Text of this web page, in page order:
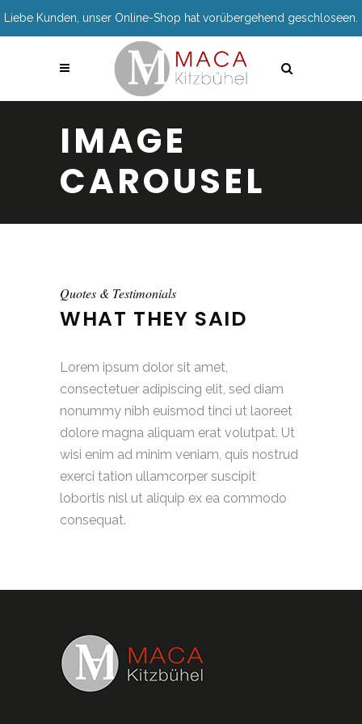
IMAGE
CAROUSEL
Quotes & Testimonials
WHAT THEY SAID
Lorem ipsum dolor sit amet,
consectetuer adipiscing elit, sed diam
nonummy nibh euismod tinci ut laoreet
dolore magna aliquam erat volutpat. Ut
wisi enim ad minim veniam, quis nostrud
exerci tation ullamcorper suscipit
lobortis nisl ut aliquip ex ea commodo
consequat.
Liebe Kunden, unser Online-Shop hat vorübergehend geschloseen.